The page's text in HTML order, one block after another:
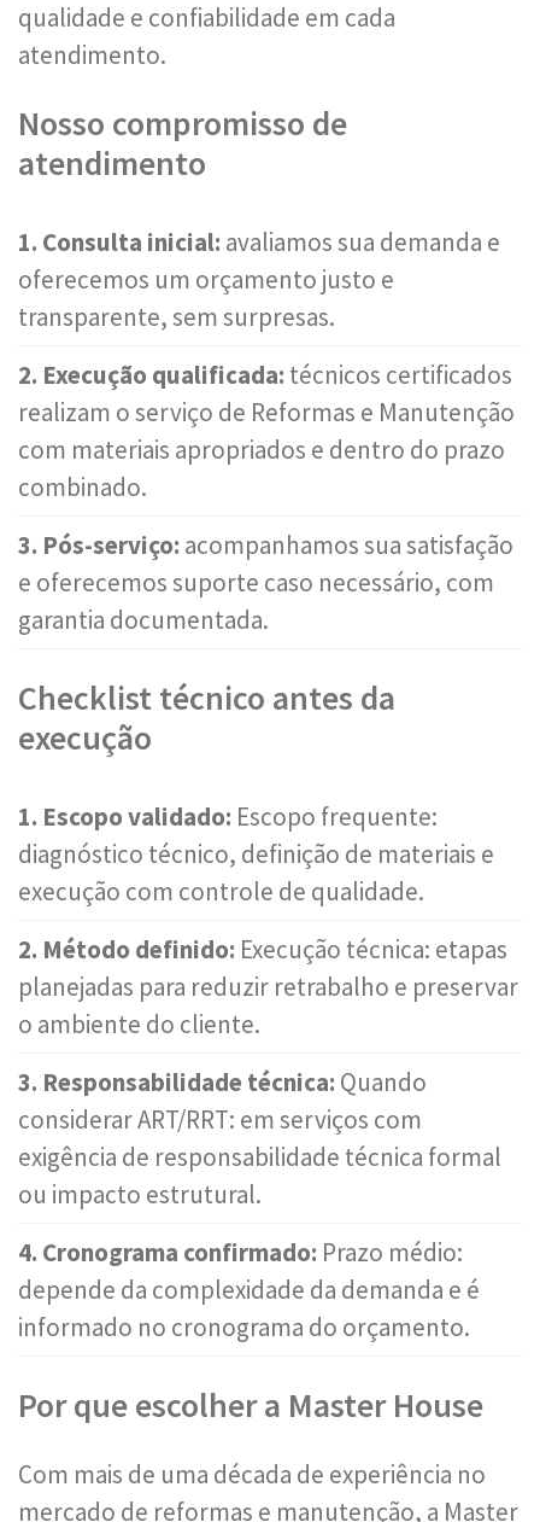
qualidade e confiabilidade em cada
atendimento.
Nosso compromisso de
atendimento
1. Consulta inicial: avaliamos sua demanda e
oferecemos um orçamento justo e
transparente, sem surpresas.
2. Execução qualificada: técnicos certificados
realizam o serviço de Reformas e Manutenção
com materiais apropriados e dentro do prazo
combinado.
3. Pós-serviço: acompanhamos sua satisfação
e oferecemos suporte caso necessário, com
garantia documentada.
Checklist técnico antes da
execução
1. Escopo validado: Escopo frequente:
diagnóstico técnico, definição de materiais e
execução com controle de qualidade.
2. Método definido: Execução técnica: etapas
planejadas para reduzir retrabalho e preservar
o ambiente do cliente.
3. Responsabilidade técnica: Quando
considerar ART/RRT: em serviços com
exigência de responsabilidade técnica formal
ou impacto estrutural.
4. Cronograma confirmado: Prazo médio:
depende da complexidade da demanda e é
informado no cronograma do orçamento.
Por que escolher a Master House
Com mais de uma década de experiência no
mercado de reformas e manutenção, a Master